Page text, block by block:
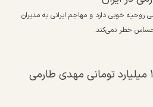
روحیه خوبی دارد و مهاجم ایرانی به مدیران
احساس خطر نمی‌کند.
عکس | ساعت لوکس و ۱۱ میلیارد تومانی مهدی طارمی